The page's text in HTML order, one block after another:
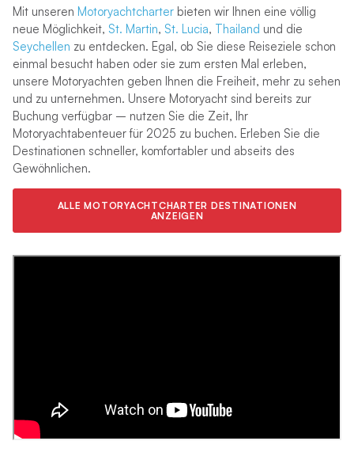
Mit unseren Motoryachtcharterbieten wir Ihnen eine völlig
neue Möglichkeit, St. Martin, St. Lucia, Thailand und die
Seychellen zu entdecken. Egal, ob Sie diese Reiseziele schon
einmal besucht haben oder sie zum ersten Mal erleben,
unsere Motoryachten geben Ihnen die Freiheit, mehr zu sehen
und zu unternehmen. Unsere Motoryacht sind bereits zur
Buchung verfügbar – nutzen Sie die Zeit, Ihr
Motoryachtabenteuer für 2025 zu buchen. Erleben Sie die
Destinationen schneller, komfortabler und abseits des
Gewöhnlichen.
ALLE MOTORYACHTCHARTER DESTINATIONEN
ANZEIGEN